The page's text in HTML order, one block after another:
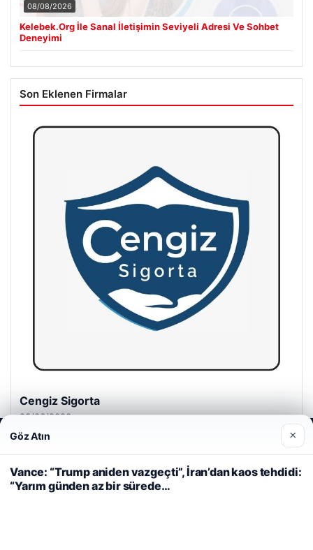
08/08/2026
Kelebek.Org İle Sanal İletişimin Seviyeli Adresi Ve Sohbet
Deneyimi
Son Eklenen Firmalar
Cengiz Sigorta
23/06/2026
Web sitemizi nasıl kullandığınızı daha iyi anlayabilmek,
deneyiminizi kişiselleştirmek ve geliştirmek amacıyla çerezler
kullanıyoruz.
Çerez Politikamız
Reddet Kabul Et
Göz Atın ×
Vance: “Trump aniden vazgeçti”, İran’dan kaos tehdidi:
“Yarım günden az bir sürede…